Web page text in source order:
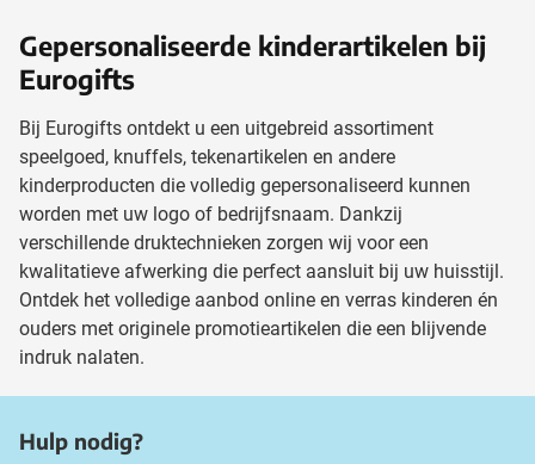
Gepersonaliseerde kinderartikelen bij
Eurogifts
Bij Eurogifts ontdekt u een uitgebreid assortiment
speelgoed, knuffels, tekenartikelen en andere
kinderproducten die volledig gepersonaliseerd kunnen
worden met uw logo of bedrijfsnaam. Dankzij
verschillende druktechnieken zorgen wij voor een
kwalitatieve afwerking die perfect aansluit bij uw huisstijl.
Ontdek het volledige aanbod online en verras kinderen én
ouders met originele promotieartikelen die een blijvende
indruk nalaten.
Hulp nodig?